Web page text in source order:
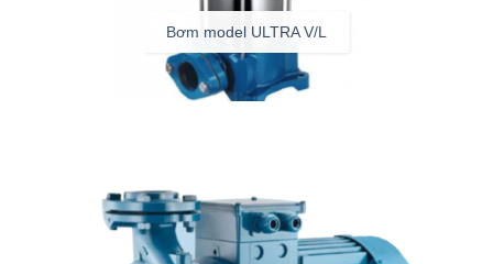
Bơm model ULTRA V/L